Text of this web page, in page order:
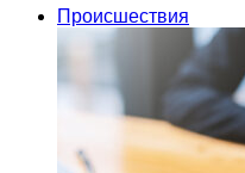
Происшествия